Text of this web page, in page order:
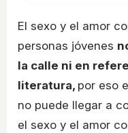
El sexo y el amor
personas jóvenes
la calle ni en
literatura, por eso
no puede llegar a
el sexo y el amor